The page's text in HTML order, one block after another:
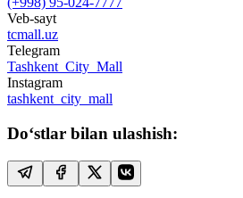
Veb-sayt
tcmall.uz
Telegram
Tashkent_City_Mall
Instagram
tashkent_city_mall
Do‘stlar bilan ulashish: